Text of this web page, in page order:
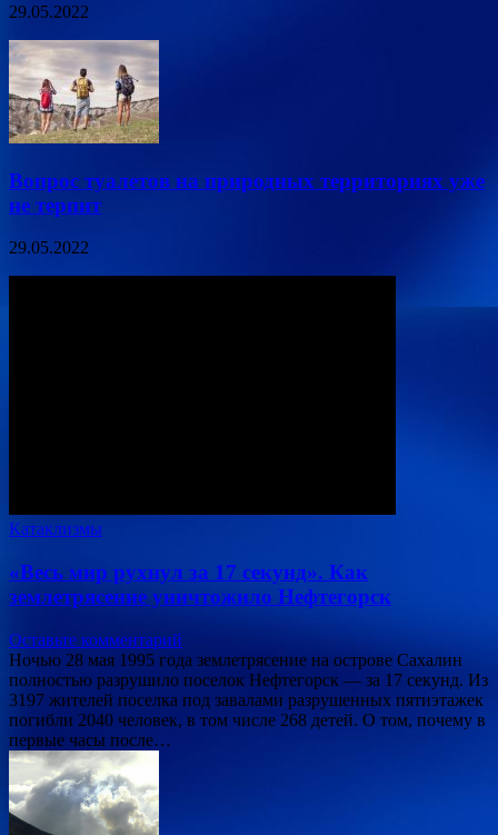
29.05.2022
Вопрос туалетов на природных территориях уже
не терпит
29.05.2022
Катаклизмы
«Весь мир рухнул за 17 секунд». Как
землетрясение уничтожило Нефтегорск
Оставьте комментарий
Ночью 28 мая 1995 года землетрясение на острове Сахалин
полностью разрушило поселок Нефтегорск — за 17 секунд. Из
3197 жителей поселка под завалами разрушенных пятиэтажек
погибли 2040 человек, в том числе 268 детей. О том, почему в
первые часы после…